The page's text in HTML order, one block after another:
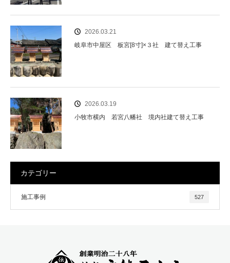
2026.03.21
岐阜市中屋区 板宮[8寸]×３社 建て替え工事
2026.03.19
小牧市横内 若宮八幡社 境内社建て替え工事
カテゴリー
施工事例 527